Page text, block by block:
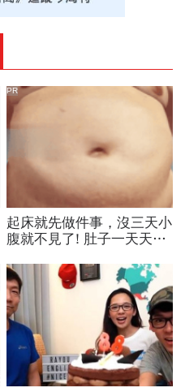
起床就先做件事，沒三天小
腹就不見了! 肚子一天天變
PR